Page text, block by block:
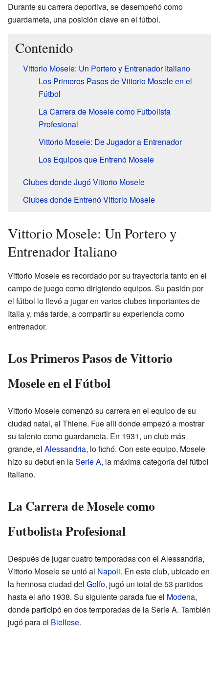
Durante su carrera deportiva, se desempeñó como
guardameta, una posición clave en el fútbol.
Contenido
Vittorio Mosele: Un Portero y Entrenador Italiano
Los Primeros Pasos de Vittorio Mosele en el
Fútbol
La Carrera de Mosele como Futbolista
Profesional
Vittorio Mosele: De Jugador a Entrenador
Los Equipos que Entrenó Mosele
Clubes donde Jugó Vittorio Mosele
Clubes donde Entrenó Vittorio Mosele
Vittorio Mosele: Un Portero y
Entrenador Italiano
Vittorio Mosele es recordado por su trayectoria tanto en el
campo de juego como dirigiendo equipos. Su pasión por
el fútbol lo llevó a jugar en varios clubes importantes de
Italia y, más tarde, a compartir su experiencia como
entrenador.
Los Primeros Pasos de Vittorio
Mosele en el Fútbol
Vittorio Mosele comenzó su carrera en el equipo de su
ciudad natal, el Thiene. Fue allí donde empezó a mostrar
su talento como guardameta. En 1931, un club más
grande, el Alessandria, lo fichó. Con este equipo, Mosele
hizo su debut en laSerie A, la máxima categoría del fútbol
italiano.
La Carrera de Mosele como
Futbolista Profesional
Después de jugar cuatro temporadas con el Alessandria,
Vittorio Mosele se unió al Napoli. En este club, ubicado en
la hermosa ciudad del Golfo, jugó un total de 53 partidos
hasta el año 1938. Su siguiente parada fue el Modena,
donde participó en dos temporadas de la Serie A. También
jugó para el Biellese.